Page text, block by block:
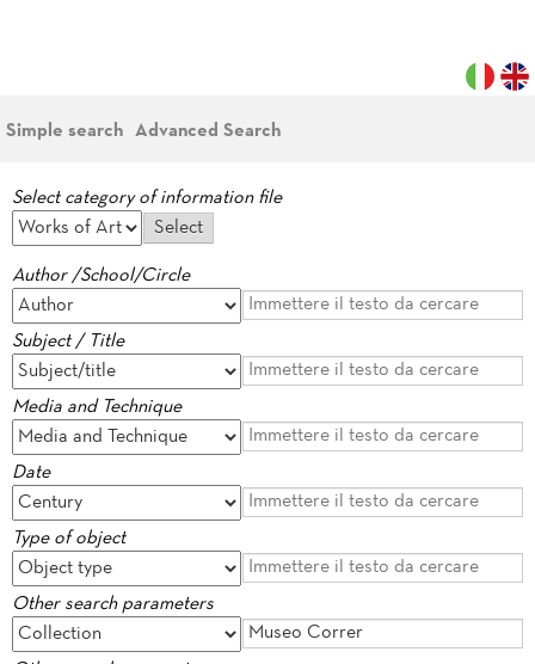
Simple search Advanced Search
Select category of information file
Author /School/Circle
Subject / Title
Media and Technique
Date
Type of object
Other search parameters